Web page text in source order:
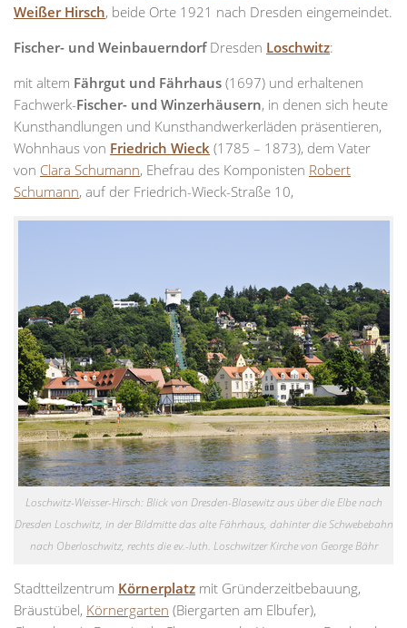
Weißer Hirsch, beide Orte 1921 nach Dresden eingemeindet.
Fischer- und WeinbauerndorfDresden Loschwitz:
mit altem Fährgut und Fährhaus (1697) und erhaltenen
Fachwerk-Fischer- und Winzerhäusern, in denen sich heute
Kunsthandlungen und Kunsthandwerkerläden präsentieren,
Wohnhaus von Friedrich Wieck (1785 – 1873), dem Vater
von Clara Schumann, Ehefrau des Komponisten Robert
Schumann, auf der Friedrich-Wieck-Straße 10,
Loschwitz-Weisser-Hirsch: Blick von Dresden-Blasewitz aus über die Elbe nach
Dresden Loschwitz, in der Bildmitte das alte Fährhaus, dahinter die Schwebebahn
nach Oberloschwitz, rechts die ev.-luth. Loschwitzer Kirche von George Bähr
Stadtteilzentrum Körnerplatz mit Gründerzeitbebauung,
Bräustübel, Körnergarten (Biergarten am Elbufer),